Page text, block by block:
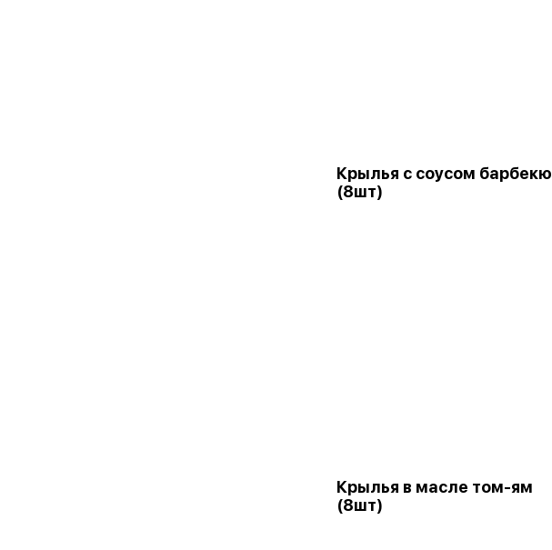
Крылья с соусом барбекю
(8шт)
Крылья в масле том-ям
(8шт)